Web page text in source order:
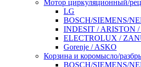
Мотор циркуляционный/
LG
BOSCH/SIEMENS/
INDESIT / ARISTON
ELECTROLUX /
Gorenje / ASKO
Корзина и коромысло/
BOSCH/SIEMENS/